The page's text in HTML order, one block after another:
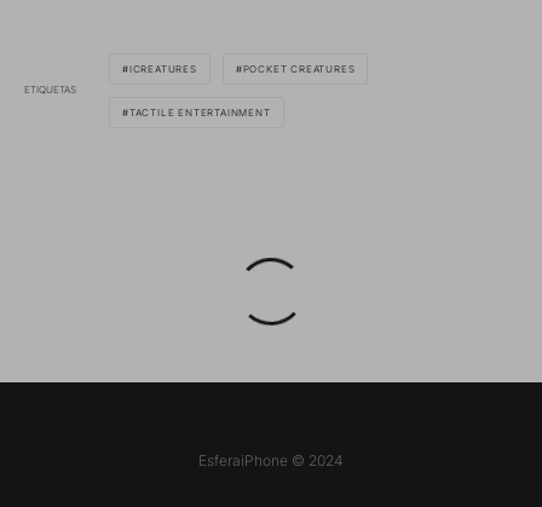
ETIQUETAS
ICREATURES POCKET CREATURES
TACTILE ENTERTAINMENT
EsferaiPhone © 2024